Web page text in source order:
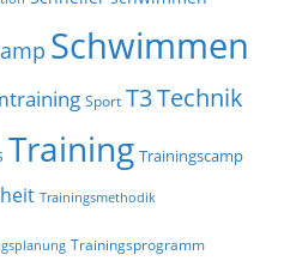
Schwimmen
Sport T3Technik
Training Trainingscamp
Trainingsmethodik
Trainingsprogramm